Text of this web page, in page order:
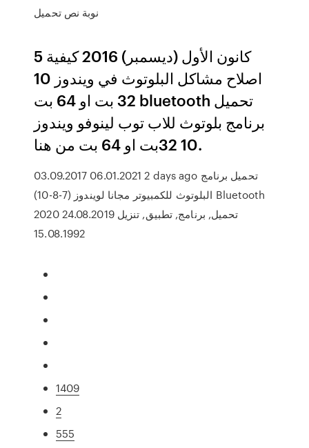
5 كانون الأول (ديسمبر) 2016 كيفية
اصلاح مشاكل البلوتوث في ويندوز 10
32 بت او 64 بت bluetooth تحميل
برنامج بلوتوث للاب توب لينوفو ويندوز
10 32بت او 64 بت من هنا.
03.09.2017 06.01.2021 2 days ago تحميل برنامج
البلوتوث للكمبيوتر مجانا لويندوز (7-8-10) Bluetooth
2020 تحميل, برنامج, تطبيق, تنزيل 24.08.2019
15.08.1992
1409
2
555